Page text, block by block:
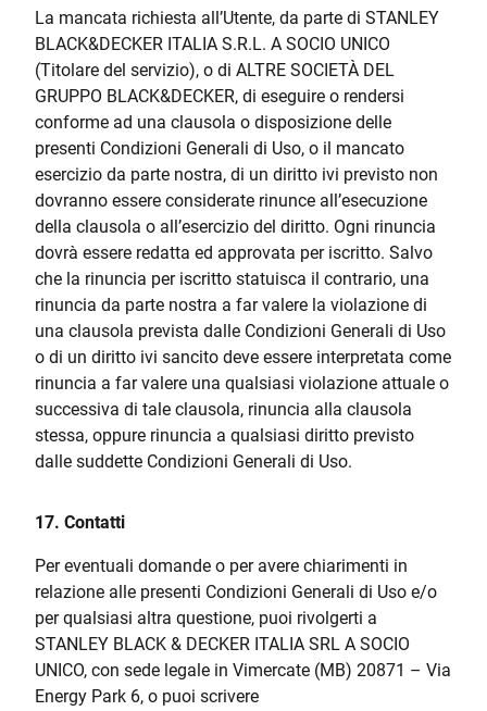
La mancata richiesta all’Utente, da parte di STANLEY
BLACK&DECKER ITALIA S.R.L. A SOCIO UNICO
(Titolare del servizio), o di ALTRE SOCIETÀ DEL
GRUPPO BLACK&DECKER, di eseguire o rendersi
conforme ad una clausola o disposizione delle
presenti Condizioni Generali di Uso, o il mancato
esercizio da parte nostra, di un diritto ivi previsto non
dovranno essere considerate rinunce all’esecuzione
della clausola o all’esercizio del diritto. Ogni rinuncia
dovrà essere redatta ed approvata per iscritto. Salvo
che la rinuncia per iscritto statuisca il contrario, una
rinuncia da parte nostra a far valere la violazione di
una clausola prevista dalle Condizioni Generali di Uso
o di un diritto ivi sancito deve essere interpretata come
rinuncia a far valere una qualsiasi violazione attuale o
successiva di tale clausola, rinuncia alla clausola
stessa, oppure rinuncia a qualsiasi diritto previsto
dalle suddette Condizioni Generali di Uso.
17. Contatti
Per eventuali domande o per avere chiarimenti in
relazione alle presenti Condizioni Generali di Uso e/o
per qualsiasi altra questione, puoi rivolgerti a
STANLEY BLACK & DECKER ITALIA SRL A SOCIO
UNICO, con sede legale in Vimercate (MB) 20871 – Via
Energy Park 6, o puoi scrivere